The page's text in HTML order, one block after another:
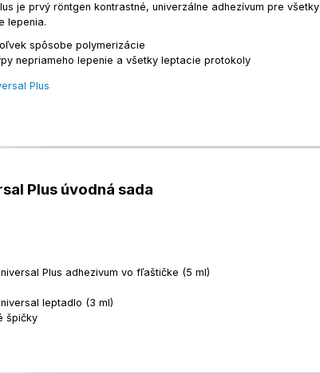
je prvý röntgen kontrastné, univerzálne adhezívum pre všetky
lepenia.
spôsobe polymerizácie
nepriameho lepenie a všetky leptacie protokoly
Plus
Plus úvodná sada
Plus adhezivum vo fľaštičke (5 ml)
leptadlo (3 ml)
špičky